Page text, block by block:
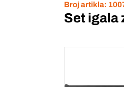
Broj artikla:
Set igala